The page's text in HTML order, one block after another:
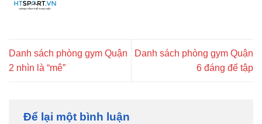
Danh sách phòng gym Quận
2 nhìn là “mê”
Danh sách phòng gym Quận
6 đáng để tập
Để lại một bình luận